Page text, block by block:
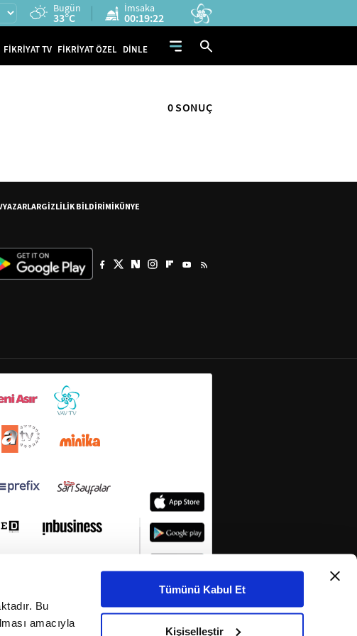
Bu
amacıyla
Tümünü Kabul Et
Kişiselleştir
Bugün
33°C
İmsaka
00:19:22
FİKRİYAT TV FİKRİYAT ÖZEL DİNLE
0 SONUÇ
YAZARLARGİZLİLİK BİLDİRİMİKÜNYE